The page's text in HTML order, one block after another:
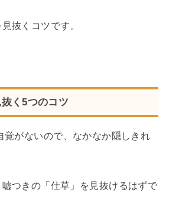
抜くコツです。
抜く5つのコツ
覚がないので、なかなか隠しきれ
つきの「仕草」を見抜けるはずで